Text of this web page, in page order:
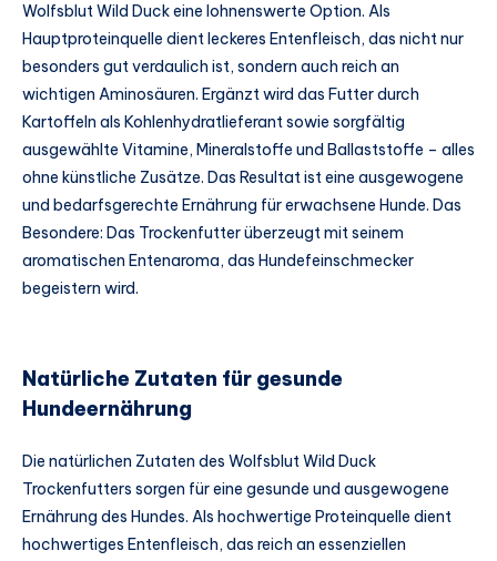
Wolfsblut Wild Duck eine lohnenswerte Option. Als
Hauptproteinquelle dient leckeres Entenfleisch, das nicht nur
besonders gut verdaulich ist, sondern auch reich an
wichtigen Aminosäuren. Ergänzt wird das Futter durch
Kartoffeln als Kohlenhydratlieferant sowie sorgfältig
ausgewählte Vitamine, Mineralstoffe und Ballaststoffe – alles
ohne künstliche Zusätze. Das Resultat ist eine ausgewogene
und bedarfsgerechte Ernährung für erwachsene Hunde. Das
Besondere: Das Trockenfutter überzeugt mit seinem
aromatischen Entenaroma, das Hundefeinschmecker
begeistern wird.
Natürliche Zutaten für gesunde
Hundeernährung
Die natürlichen Zutaten des Wolfsblut Wild Duck
Trockenfutters sorgen für eine gesunde und ausgewogene
Ernährung des Hundes. Als hochwertige Proteinquelle dient
hochwertiges Entenfleisch, das reich an essenziellen